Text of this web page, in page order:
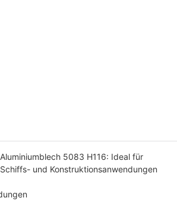
Aluminiumblech 5083 H116: Ideal für
Schiffs- und Konstruktionsanwendungen